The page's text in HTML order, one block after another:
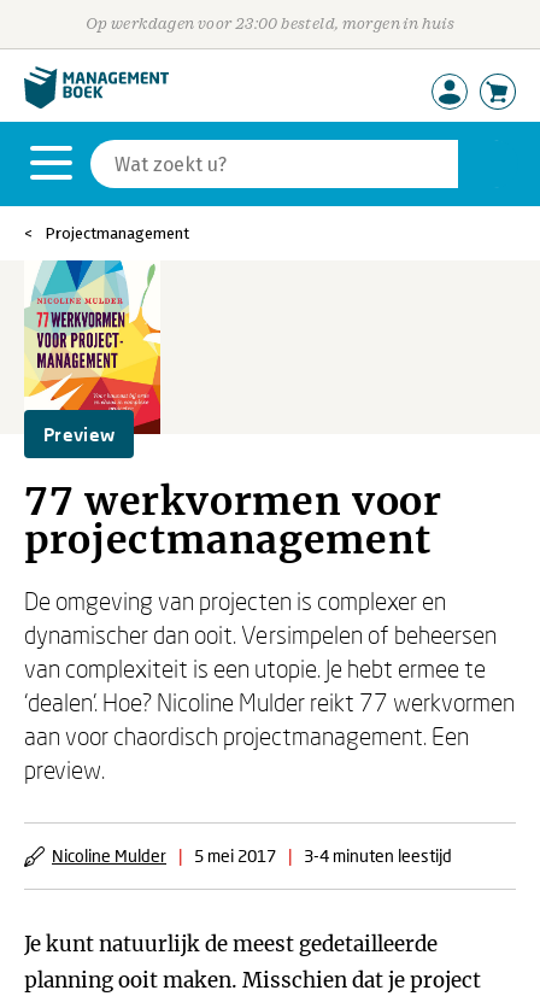
Op werkdagen voor 23:00 besteld, morgen in huis
Projectmanagement
Preview
77 werkvormen voor
projectmanagement
De omgeving van projecten is complexer en
dynamischer dan ooit. Versimpelen of beheersen
van complexiteit is een utopie. Je hebt ermee te
‘dealen’. Hoe? Nicoline Mulder reikt 77 werkvormen
aan voor chaordisch projectmanagement. Een
preview.
Nicoline Mulder | 5 mei 2017 | 3-4 minuten leestijd
Je kunt natuurlijk de meest gedetailleerde
planning ooit maken. Misschien dat je project